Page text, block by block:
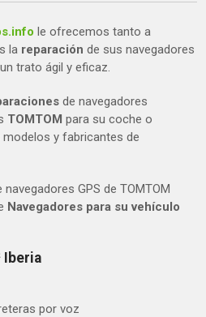
le ofrecemos tanto a
la reparación de sus navegadores
trato ágil y eficaz.
de navegadores
TOMTOMpara su coche o
y fabricantes de
GPS de TOMTOM
Navegadores para su vehículo
Iberia
por voz